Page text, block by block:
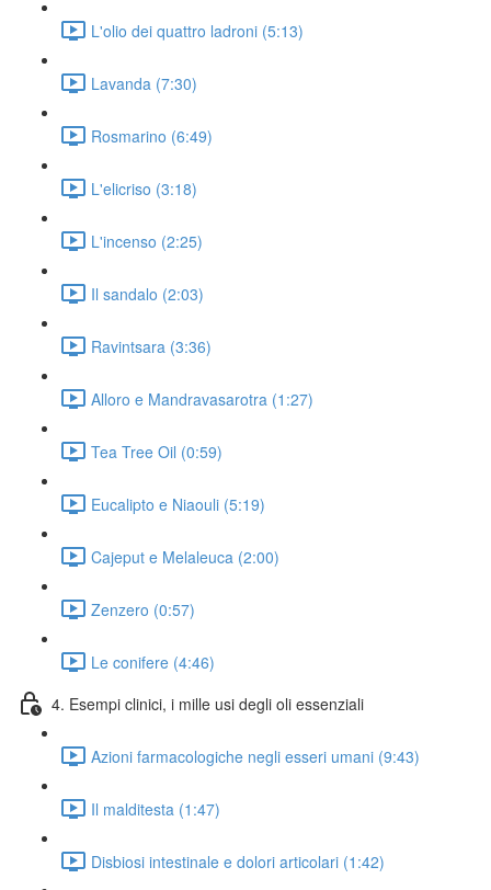
L'olio dei quattro ladroni (5:13)
Lavanda (7:30)
Rosmarino (6:49)
L'elicriso (3:18)
L'incenso (2:25)
Il sandalo (2:03)
Ravintsara (3:36)
Alloro e Mandravasarotra (1:27)
Tea Tree Oil (0:59)
Eucalipto e Niaouli (5:19)
Cajeput e Melaleuca (2:00)
Zenzero (0:57)
Le conifere (4:46)
4. Esempi clinici, i mille usi degli oli essenziali
Azioni farmacologiche negli esseri umani (9:43)
Il malditesta (1:47)
Disbiosi intestinale e dolori articolari (1:42)